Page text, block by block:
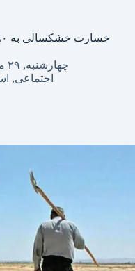
خسارت خشکسالی به ۹۰ درصد از اراضی گلستان
چهارشنبه, ۲۹ مرداد ۱۴۰۴ – ۱۷:۵۰
اجتماعی,